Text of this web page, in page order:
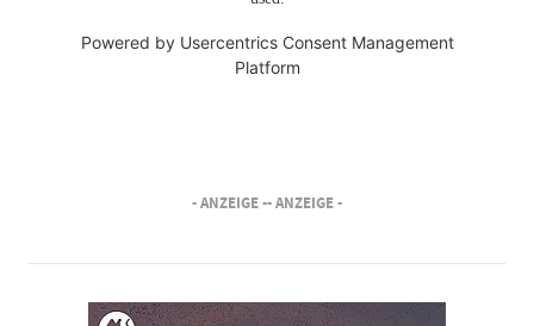
Powered by Usercentrics Consent Management
Platform
- ANZEIGE -- ANZEIGE -